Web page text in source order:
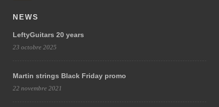
NEWS
LeftyGuitars 20 years
23 octobre 2025
Martin strings Black Friday promo
22 novembre 2021